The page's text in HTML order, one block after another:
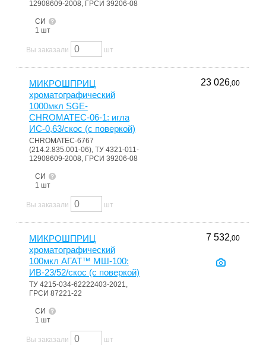
12908609-2008, ГРСИ 39206-08
СИ
1 шт
Вы заказали шт
МИКРОШПРИЦ
хроматографический
1000мкл SGE-
CHROMATEC-06-1: игла
ИС-0,63/скос (с поверкой)
CHROMATEC-6767
(214.2.835.001-06), ТУ 4321-011-
12908609-2008, ГРСИ 39206-08
СИ
1 шт
23 026,00
Вы заказали шт
МИКРОШПРИЦ
хроматографический
100мкл АГАТ™ МШ-100:
ИВ-23/52/скос (с поверкой)
ТУ 4215-034-62222403-2021,
ГРСИ 87221-22
СИ
1 шт
7 532,00
Вы заказали шт